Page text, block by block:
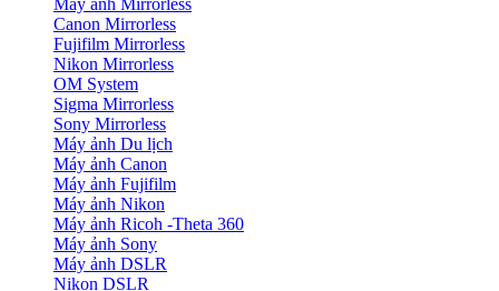
Máy ảnh Mirrorless
Canon Mirrorless
Fujifilm Mirrorless
Nikon Mirrorless
OM System
Sigma Mirrorless
Sony Mirrorless
Máy ảnh Du lịch
Máy ảnh Canon
Máy ảnh Fujifilm
Máy ảnh Nikon
Máy ảnh Ricoh -Theta 360
Máy ảnh Sony
Máy ảnh DSLR
Nikon DSLR